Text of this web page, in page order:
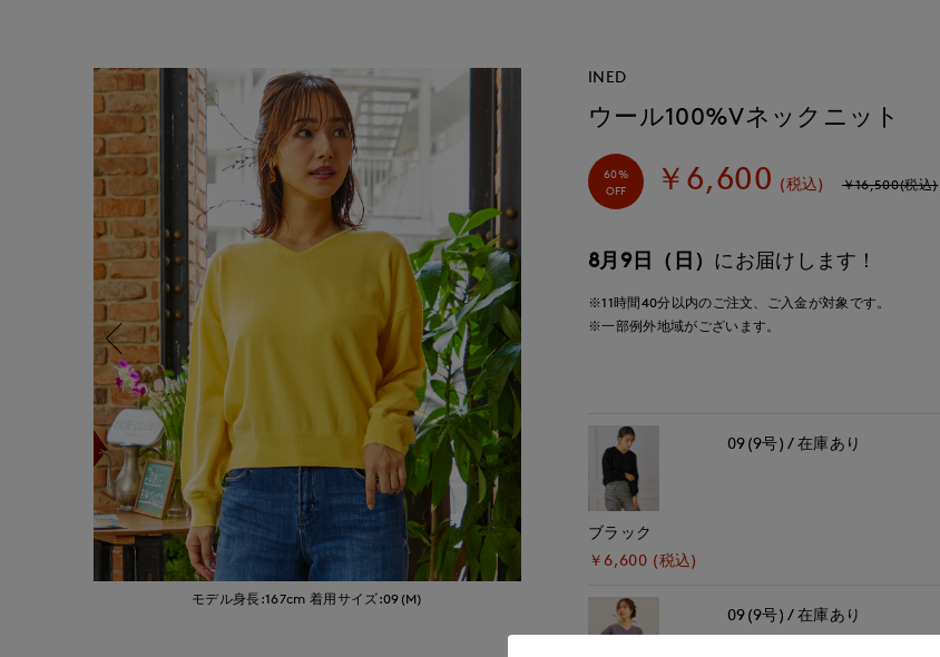
モデル身長:167cm 着用サイズ:09(M) モデル身長:162cm
INED
ウール100%Vネックニット
60%
OFF
￥6,600 (税込) ￥16,500(税込)
8月9日（日） にお届けします！
※11時間40分以内のご注文、ご入金が対象です。
※一部例外地域がございます。
ブラック
￥6,600 (税込)
09(9号) 在庫あり
09(9号) 在庫あり